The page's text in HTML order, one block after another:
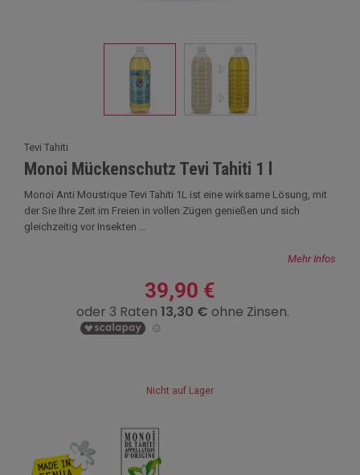
Tevi Tahiti
Monoi Mückenschutz Tevi Tahiti 1 l
Monoï Anti Moustique Tevi Tahiti 1L ist eine wirksame Lösung, mit
der Sie Ihre Zeit im Freien in vollen Zügen genießen und sich
gleichzeitig vor Insekten ...
Mehr Infos
39,90 €
Nicht auf Lager